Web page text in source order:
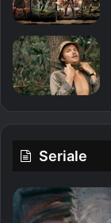
Seriale